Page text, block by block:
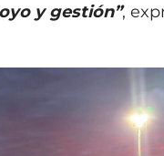
y gestión”,